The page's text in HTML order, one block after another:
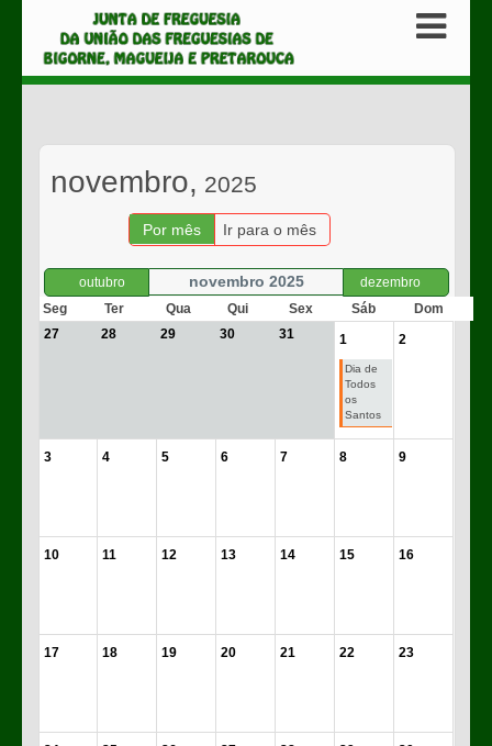
novembro, 2025
Por mês Ir para o mês
outubro novembro 2025
dezembro
Seg
Ter Qua Qui Sex Sáb
Dom
27
28 29 30 31 1
Dia de
Todos
os
Santos
2
3 4 5 6 7 8 9
10 11 12 13 14 15 16
17 18 19 20 21 22 23